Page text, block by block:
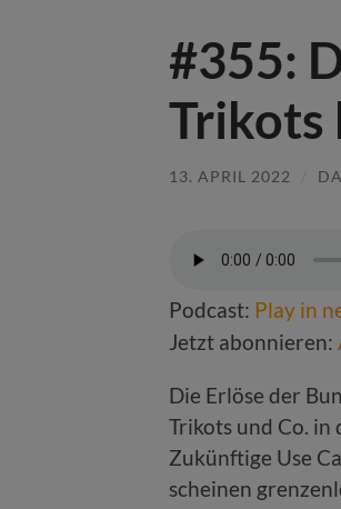
#355:
Trikots
13. APRIL 2022
Podcast: Play in
Jetzt abonnieren:
Die Erlöse der
Trikots und Co.
Zukünftige Use
scheinen